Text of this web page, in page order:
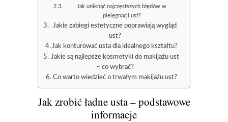
Jak uniknąć najczęstszych błędów w
pielęgnacji ust?
Jakie zabiegi estetyczne poprawiają wygląd
ust?
Jak konturować usta dla idealnego kształtu?
Jakie są najlepsze kosmetyki do makijażu ust
– co wybrać?
Co warto wiedzieć o trwałym makijażu ust?
Jak zrobićładne usta – podstawowe
informacje